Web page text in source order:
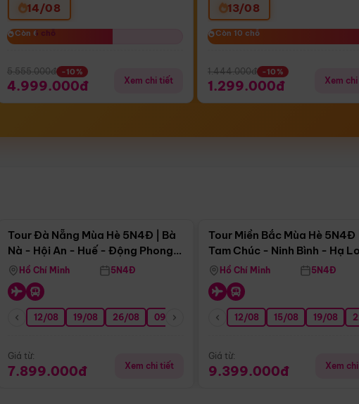
14/08
Còn 6 chỗ
Còn 6 chỗ
5.555.000đ -10%
4.999.000đ Xem chi tiết
13/08
Còn 10 chỗ
Còn 10 chỗ
1.444.000đ -10%
1.299.000đ Xem
06/09 13/09 20/09 27/09
Tour Đà Nẵng Mùa Hè 5N4Đ | Bà
Nà - Hội An - Huế - Động Phong
NhaHồ Chí Minh 5N4Đ
12/08 19/08 26/08 09/09 16/09 23/09 30/09 07/10
Giá từ:
7.899.000đ Xem chi tiết
Tour Miền Bắc Mùa Hè 5N4Đ |
Tam Chúc - Ninh Bình - Hạ
Hồ Chí Minh 5N4Đ
12/08 15/08 19/08
Giá từ:
9.399.000đ Xem